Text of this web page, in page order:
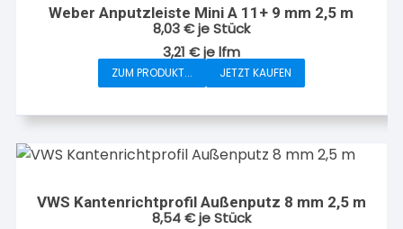
können
auf
der
Produktseite
werden
Weber Anputzleiste Mini A 11+ 9 mm 2,5 m
8,03€je Stück
3,21 €jelfm
ZUM PRODUKT... JETZT KAUFEN
VWS Kantenrichtprofil Außenputz 8 mm 2,5 m
8,54€je Stück